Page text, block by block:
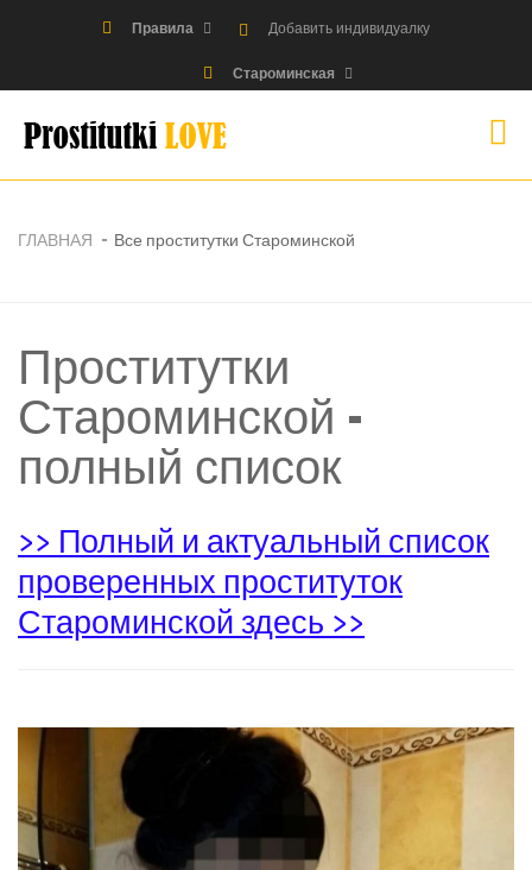
Правила Добавить индивидуалку
Староминская
ГЛАВНАЯ Все проститутки Староминской
Проститутки
Староминской -
полный список
>> Полный и актуальный список
проверенных проституток
Староминской здесь >>